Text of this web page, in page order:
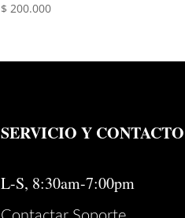
$ 200.000
SERVICIO Y CONTACTO
L-S, 8:30am-7:00pm